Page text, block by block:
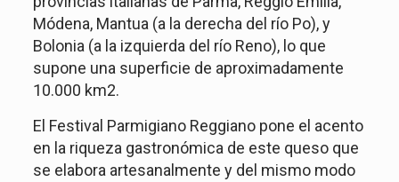
Módena, Mantua (a la derecha del río Po), y
Bolonia (a la izquierda del río Reno), lo que
supone una superficie de aproximadamente
10.000 km2.
El Festival Parmigiano Reggiano pone el acento
en la riqueza gastronómica de este queso que
se elabora artesanalmente y del mismo modo